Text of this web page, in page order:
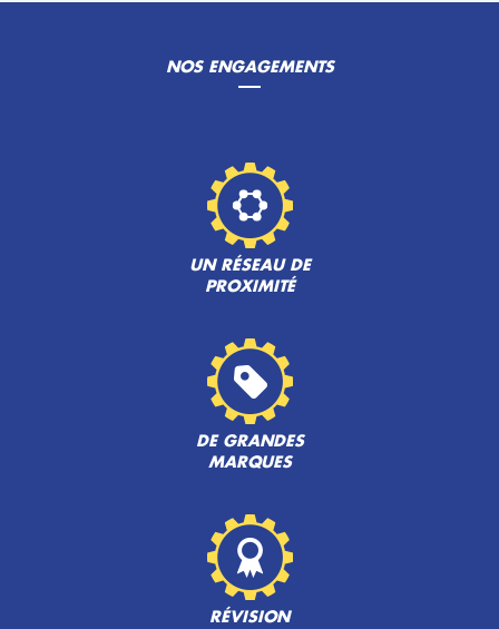
NOS ENGAGEMENTS
UN RÉSEAU DE
PROXIMITÉ
DE GRANDES
MARQUES
RÉVISION